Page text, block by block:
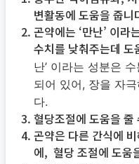
변활동에 도움을 줍니
곤약에는 ‘만난’ 이라
수치를 낮춰주는데 도
난’ 이라는 성분은
되어 있어, 장을 자
다.
혈당조절에 도움을 줄
곤약은 다른 간식에
에, 혈당 조절에 도움